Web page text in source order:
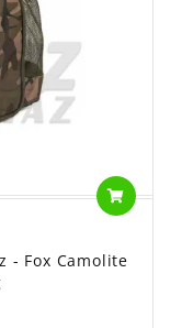
- Fox Camolite